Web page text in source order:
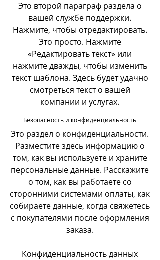
Это второй параграф раздела о
вашей службе поддержки.
Нажмите, чтобы отредактировать.
Это просто. Нажмите
«Редактировать текст» или
нажмите дважды, чтобы изменить
текст шаблона. Здесь будет удачно
смотреться текст о вашей
компании и услугах.
Безопасность и конфиденциальность
Это раздел о конфиденциальности.
Разместите здесь информацию о
том, как вы используете и храните
персональные данные. Расскажите
о том, как вы работаете со
сторонними системами оплаты, как
собираете данные, когда свяжетесь
с покупателями после оформления
заказа.
Конфиденциальность данных